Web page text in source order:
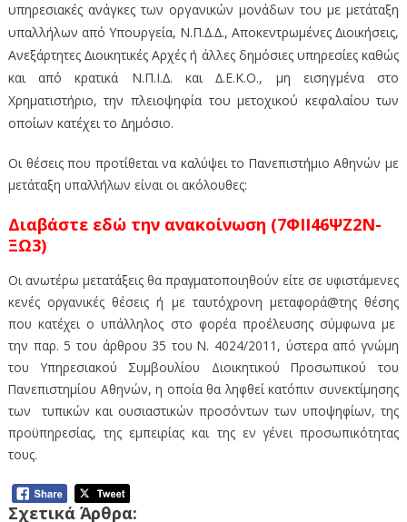
υπηρεσιακές ανάγκες των οργανικών μονάδων του με μετάταξη
υπαλλήλων από Υπουργεία, Ν.Π.∆.∆., Αποκεντρωμένες ∆ιοικήσεις,
Ανεξάρτητες ∆ιοικητικές Αρχές ή άλλες δημόσιες υπηρεσίες καθώς
και από κρατικά Ν.Π.Ι.∆. και ∆.Ε.Κ.Ο., μη εισηγμένα στο
Χρηματιστήριο, την πλειοψηφία του μετοχικού κεφαλαίου των
οποίων κατέχει το ∆ημόσιο.
Οι θέσεις που προτίθεται να καλύψει το Πανεπιστήμιο Αθηνών με
μετάταξη υπαλλήλων είναι οι ακόλουθες:
Διαβάστε εδώ την ανακοίνωση (7ΦΙΙ46ΨΖ2Ν-
ΞΩ3)
Οι ανωτέρω μετατάξεις θα πραγματοποιηθούν είτε σε υφιστάμενες
κενές οργανικές θέσεις ή με ταυτόχρονη μεταφορά@της θέσης
που κατέχει ο υπάλληλος στο φορέα προέλευσης σύμφωνα με
την παρ. 5 του άρθρου 35 του Ν. 4024/2011, ύστερα από γνώμη
του Υπηρεσιακού Συμβουλίου Διοικητικού Προσωπικού του
Πανεπιστημίου Αθηνών, η οποία θα ληφθεί κατόπιν συνεκτίμησης
των τυπικών και ουσιαστικών προσόντων των υποψηφίων, της
προϋπηρεσίας, της εμπειρίας και της εν γένει προσωπικότητας
τους.
Σχετικά Άρθρα: